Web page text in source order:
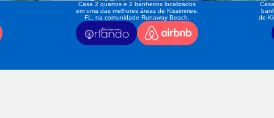
Casa 2 quartos e 2 banheiros localizados
em uma das melhores áreas de Kissimmee,
FL, na comunidade Runaway Beach.
de